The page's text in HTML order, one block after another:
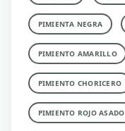
PIMIENTA NEGRA
PIMIENTO AMARILLO
PIMIENTO CHORICERO
PIMIENTO ROJO ASADO